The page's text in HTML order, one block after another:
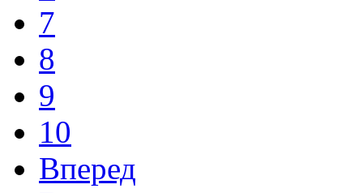
7
8
9
10
Вперед